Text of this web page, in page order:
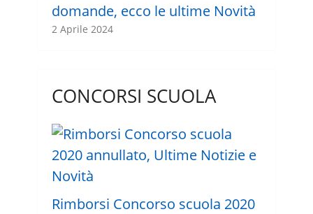
domande, ecco le ultime Novità
2 Aprile 2024
CONCORSI SCUOLA
Rimborsi Concorso scuola 2020